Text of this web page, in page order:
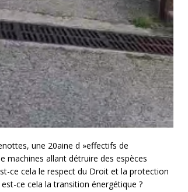
une 20aine d »effectifs de
machines allant détruire des espèces
ce cela le respect du Droit et la protection
ce cela la transition énergétique ?